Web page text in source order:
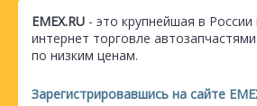
EMEX.RU - это крупнейшая в
интернет торговле
по низким ценам.
Зарегистрировавшись на сайте